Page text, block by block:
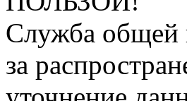
Служба общей
за